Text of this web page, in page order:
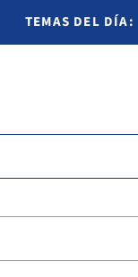
TEMAS DEL DÍA: